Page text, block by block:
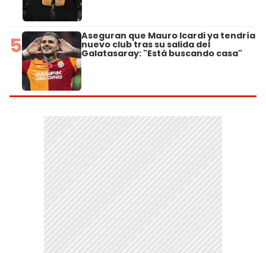
5 Aseguran que Mauro Icardi ya tendría
nuevo club tras su salida del
Galatasaray: "Está buscando casa"